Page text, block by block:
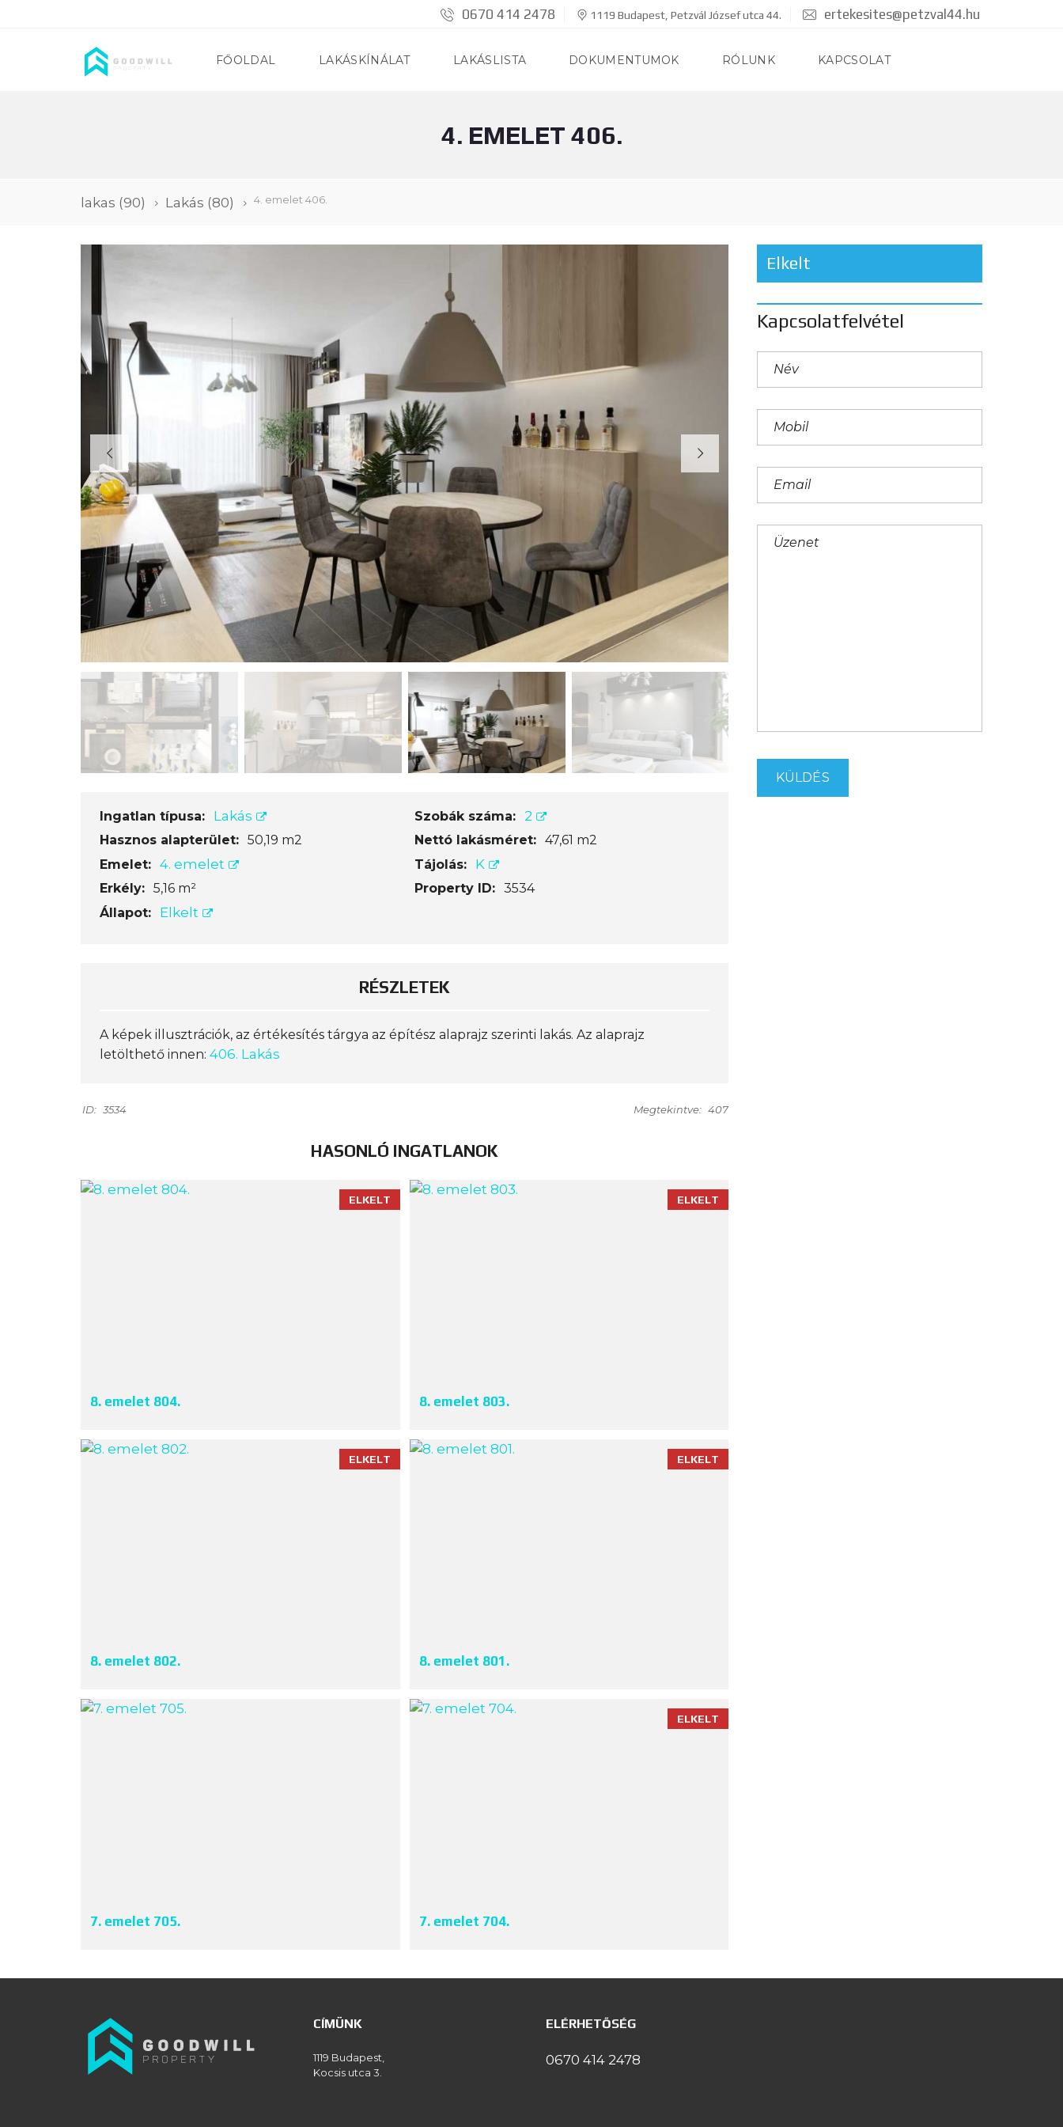
0670 414 2478 1119 Budapest, Petzvál József utca 44. ertekesites@petzval44.hu
FŐOLDAL LAKÁSKÍNÁLAT LAKÁSLISTA DOKUMENTUMOK RÓLUNK KAPCSOLAT
4. EMELET 406.
lakas (90) Lakás (80) 4. emelet 406.
Ingatlan típusa: Lakás Szobák száma: 2
Hasznos alapterület: 50,19 m2 Nettó lakásméret: 47,61 m2
Emelet: 4. emelet Tájolás: K
Erkély: 5,16 m² Property ID: 3534
Állapot:
Elkelt
RÉSZLETEK
A képek illusztrációk, az értékesítés tárgya az építész alaprajz szerinti lakás. Az alaprajz
letölthető innen: 406. Lakás
ID: 3534 Megtekintve: 407
HASONLÓ INGATLANOK
ELKELT
8. emelet 804.
ELKELT
8. emelet 803.
ELKELT
8. emelet 802.
ELKELT
8. emelet 801.
7. emelet 705.
ELKELT
7. emelet 704.
Elkelt
Kapcsolatfelvétel
CÍMÜNK
1119 Budapest,
Kocsis utca 3.
ELÉRHETŐSÉG
0670 414 2478